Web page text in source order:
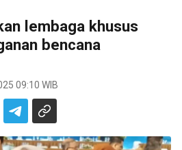
lembaga khusus
bencana
09:10 WIB